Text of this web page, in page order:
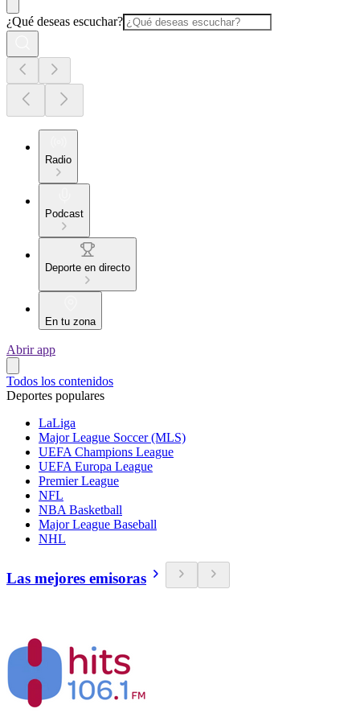
¿Qué deseas escuchar?
Radio
Podcast
Deporte en directo
En tu zona
Abrir app
Todos los contenidos
Deportes populares
LaLiga
Major League Soccer (MLS)
UEFA Champions League
UEFA Europa League
Premier League
NFL
NBA Basketball
Major League Baseball
NHL
Las mejores emisoras